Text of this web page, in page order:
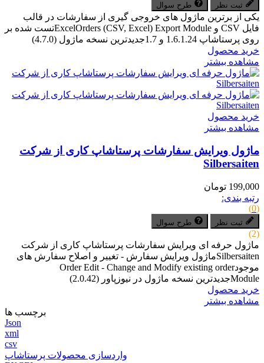
ثبت نظر طرح سوال
یکی از برترین ماژول های خروجی گیری از سفارشات در قالب
فایل CSV و ExcelOrders (CSV, Excel) Export Moduleتست شده بر
روی پرستاشاپ 1.6.1.24 و 1.7جدیدترین نسخه ماژول (4.7.0)
خرید محصول
مشاهده بیشتر
خرید محصول
مشاهده بیشتر
ماژول ویرایش سفارشات پرستاشاپ کاری از شرکت
Silbersaiten
199,000 تومان
رتبه بندی:
(0)
ثبت نظر طرح سوال
(2)
ماژول حرفه ای ویرایش سفارشات پرستاشاپ کاری از شرکت
Silbersaitenماژول ویرایش سفارش - تغییر و اصلاح سفارش های
موجودOrder Edit - Change and Modify existing order
Moduleجدیدترین نسخه ماژول در نیوزپاور (2.0.42)
خرید محصول
مشاهده بیشتر
برچسب ها
Json
xml
csv
واردسازی محصولات پرستاشاپ